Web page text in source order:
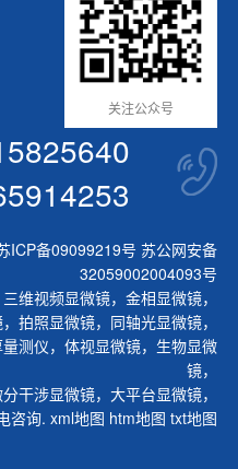
关注公众号
ICP备09099219号 苏公网安备
32059002004093号
三维视频显微镜， 金相显微镜，
， 拍照显微镜， 同轴光显微镜，
测仪， 体视显微镜， 生物显微
镜，
干涉显微镜， 大平台显微镜，
咨询. xml地图 htm地图 txt地图